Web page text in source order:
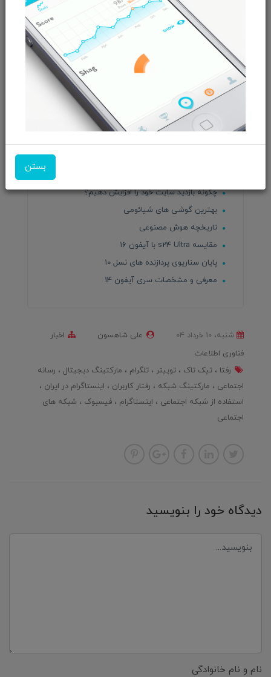
بستن
قابلیت جدید چت جی‌پی‌تی
قاشق برقی که زبان شما را فریب می‌دهد
قابلیت‌های هدست ویژن پرو اپل
مقاله بهترین لپ‌تاپ‌های گیمینگ موجود در بازار
ایران
واکنش منفی کاربران به سیاست های جدید موزیلا
متا کارمندان افشاگر را اخراج می‌کند
چگونه بازدید سایت خود را افزایش دهیم؟
بهترین گوشی های شیائومی
تاریخچه هوش مصنوعی
مقایسه s24 Ultra با آیفون ۱۶
پایان سناریوی پردازنده های نسل ۱۰
معرفی و مشخصات سری آیفون 14
شنبه، 10 خرداد 04 علی شاهسون
اخبار
فناوری اطلاعات
رفتا
تیک تاک توییتر تلگرام مارکتینگ دیجیتال
رسانه
اجتماعی
مارکتینگ شبکه رفتار کاربران
اینستاگرام در ایران
استفاده از شبکه اجتماعی
اینستاگرام فیسبوک
شبکه های
اجتماعی
دیدگاه خود را بنویسید
نام و نام خانوادگی